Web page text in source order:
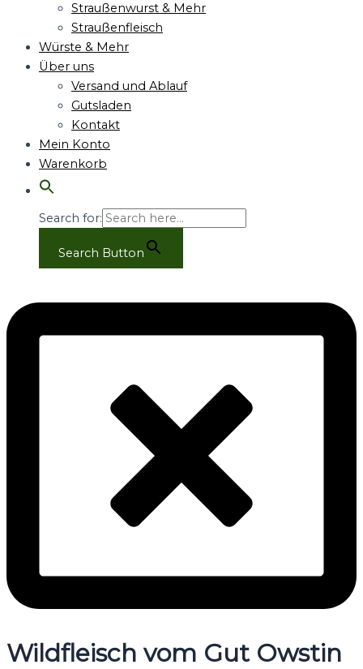
Straußenwurst & Mehr
Straußenfleisch
Würste & Mehr
Über uns
Versand und Ablauf
Gutsladen
Kontakt
Mein Konto
Warenkorb
Search for:
Search Button
Wildfleisch vom Gut Owstin